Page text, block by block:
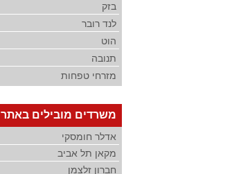
בזק
לנד רובר
הוט
תנובה
מזרחי טפחות
משרדים מובילים באתר
אדלר חומסקי
מקאן תל אביב
חברון זלצמן